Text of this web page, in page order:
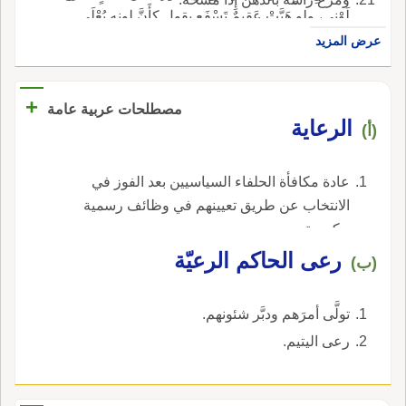
لَوْنِي، ولو هَبَّتْ عَقِيمٌ تَسْفَع يقول كأَنَّ لونه يُعْلَى
بالدُّهْنِ لصَفائِه.عرض المزيد
مصطلحات عربية عامة +
(أ) الرعاية
عادة مكافأة الحلفاء السياسيين بعد الفوز في
الانتخاب عن طريق تعيينهم في وظائف رسمية
حكومية.
(ب) رعى الحاكم الرعيّة
تولَّى أمرَهم ودبَّر شئونهم.
رعى اليتيم.